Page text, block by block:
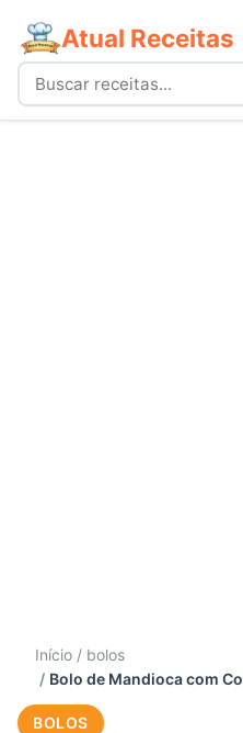
Atual Receitas
Buscar
por:
Início
bolos
Bolo de Mandioca com
BOLOS